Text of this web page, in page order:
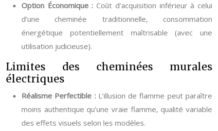
Option Économique :Coût d’acquisition inférieur à celui
d’une cheminée traditionnelle, consommation
énergétique potentiellement maîtrisable (avec une
utilisation judicieuse).
Limites des cheminées murales
électriques
Réalisme Perfectible : L’illusion de flamme peut paraître
moins authentique qu’une vraie flamme, qualité variable
des effets visuels selon les modèles.